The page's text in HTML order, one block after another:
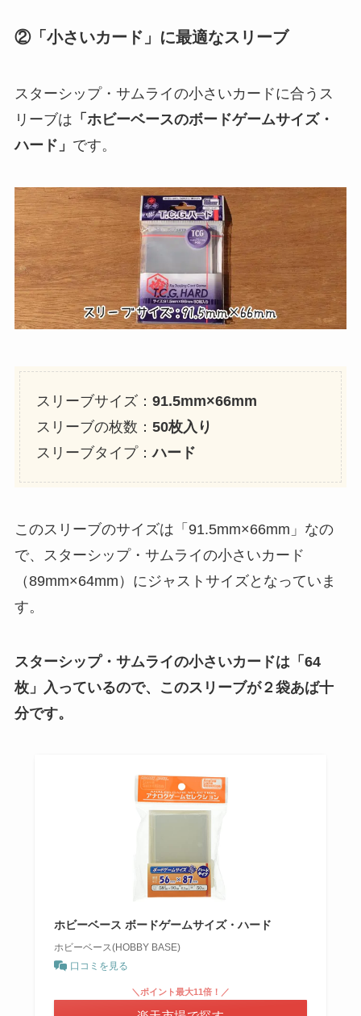
②「小さいカード」に最適なスリーブ
スターシップ・サムライの小さいカードに合うス
リーブは 「ホビーベースのボードゲームサイズ・
ハード」 です。
スリーブサイズ： 91.5mm×66mm
スリーブの枚数： 50枚入り
スリーブタイプ：ハード
このスリーブのサイズは「91.5mm×66mm」なの
で、スターシップ・サムライの小さいカード
（89mm×64mm）にジャストサイズとなっていま
す。
スターシップ・サムライの小さいカードは「64
枚」入っているので、このスリーブが２袋あば十
分です。
ホビーベース ボードゲームサイズ・ハード
ホビーベース(HOBBY BASE)
口コミを見る
＼ポイント最大11倍！／